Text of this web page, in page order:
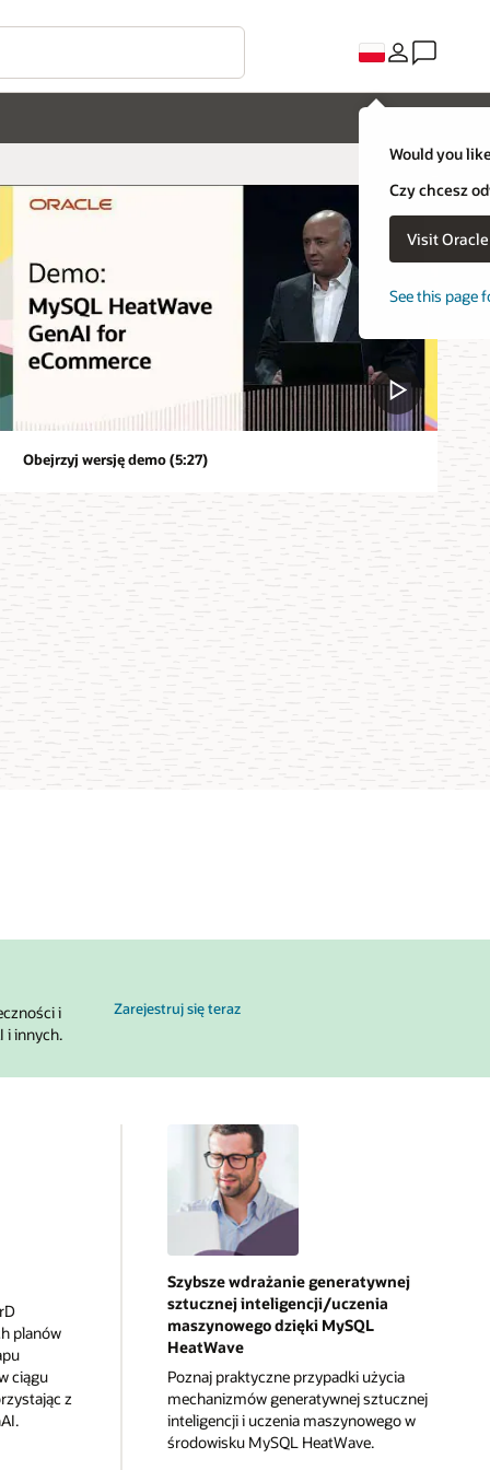
Would you
Czy chcesz
Visit
See this page
Obejrzyj wersję demo (5:27)
i
i innych.
Zarejestruj się teraz
planów
ciągu
z
Szybsze wdrażanie generatywnej
sztucznej inteligencji/uczenia
maszynowego dzięki MySQL
HeatWave
Poznaj praktyczne przypadki użycia
mechanizmów generatywnej sztucznej
inteligencji i uczenia maszynowego w
środowisku MySQL HeatWave.